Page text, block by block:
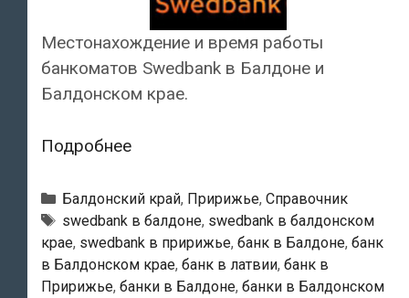
Местонахождение и время работы
банкоматов Swedbank в Балдоне и
Балдонском крае.
ПодробнееSwedbank
Банкоматы
в
Балдоне
Рубрики
Балдонский край, Пририжье, Справочник
Тэги
swedbank в балдоне, swedbank в балдонском
крае, swedbank в пририжье, банк в Балдоне, банк
в Балдонском крае, банк в латвии, банк в
Пририжье, банки в Балдоне, банки в Балдонском